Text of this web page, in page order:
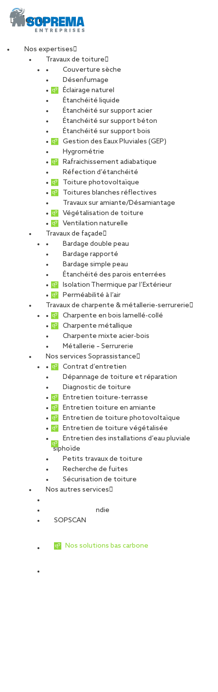
Menu
Nos expertises
Travaux de toiture
Couverture sèche
Désenfumage
Éclairage naturel
Étanchéité liquide
Étanchéité sur support acier
Étanchéité sur support béton
Étanchéité sur support bois
Gestion des Eaux Pluviales (GEP)
Hygrométrie
Rafraichissement adiabatique
Réfection d’étanchéité
Toiture photovoltaïque
Toitures blanches réflectives
Travaux sur amiante/Désamiantage
Végétalisation de toiture
Ventilation naturelle
Travaux de façade
Bardage double peau
Bardage rapporté
Bardage simple peau
Étanchéité des parois enterrées
Isolation Thermique par l’Extérieur
Perméabilité à l’air
Travaux de charpente & métallerie-serrurerie
Charpente en bois lamellé-collé
Charpente métallique
Charpente mixte acier-bois
Métallerie – Serrurerie
Nos services Soprassistance
Contrat d’entretien
Dépannage de toiture et réparation
Diagnostic de toiture
Entretien toiture-terrasse
Entretien toiture en amiante
Entretien de toiture photovoltaïque
Entretien de toiture végétalisée
Entretien des installations d’eau pluviale
siphoïde
Petits travaux de toiture
Recherche de fuites
Sécurisation de toiture
Nos autres services
Sécurité Incendie
SOPSCAN
Nos solutions bas carbone
IMG_0667
PARTAGER